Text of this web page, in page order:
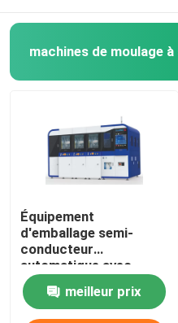
Équipement
d'emballage semi-
conducteur
automatique avec
système de
refroidissement par
eau
meilleur prix